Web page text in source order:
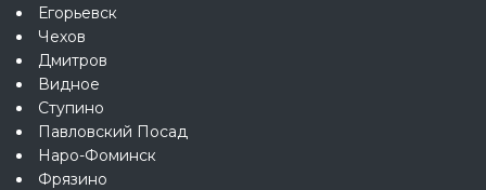
Егорьевск
Чехов
Дмитров
Видное
Ступино
Павловский Посад
Наро-Фоминск
Фрязино